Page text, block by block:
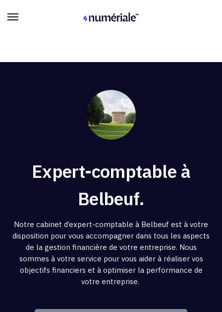
Expert-comptable à
Belbeuf.
Notre cabinet d’expert-comptable à Belbeuf est à votre
disposition pour vous accompagner dans tous les aspects
de la gestion financière de votre entreprise. Nous
sommes à votre service pour vous aider à réaliser vos
objectifs financiers et à optimiser la performance de
votre entreprise.